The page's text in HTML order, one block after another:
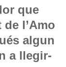
que
l’Amo
algun
a llegir-